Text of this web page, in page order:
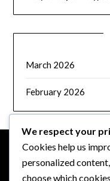
March 2026
February 2026
ΝΟΜΙΚΆ
We respect your
Cookies help us
personalized
choose which